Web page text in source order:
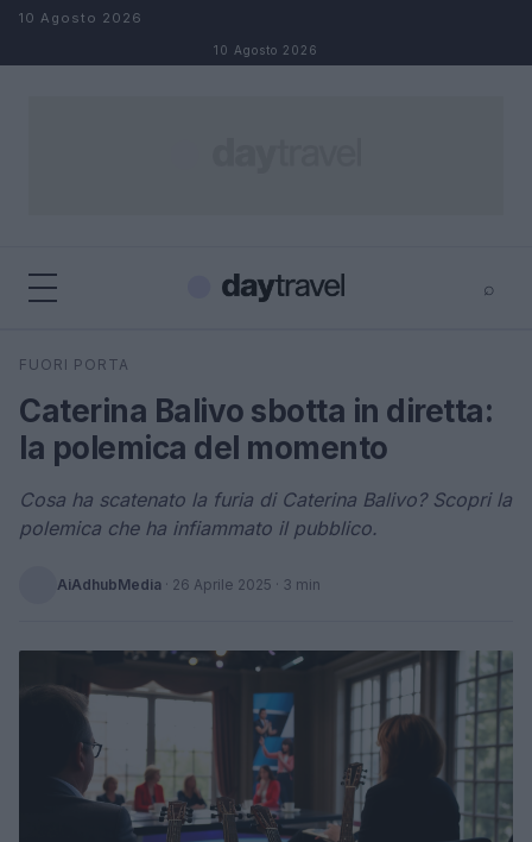
Salta al contenuto
10 Agosto 2026
10 Agosto 2026
⌕
Cerca
FUORI PORTA
Caterina Balivo sbotta in diretta:
la polemica del momento
Cosa ha scatenato la furia di Caterina Balivo? Scopri la
polemica che ha infiammato il pubblico.
AiAdhubMedia · 26 Aprile 2025 · 3 min